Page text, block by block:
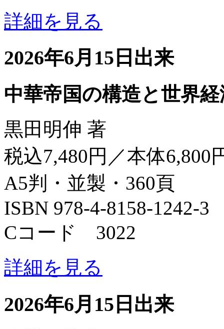
詳細を見る
2026年6月15日出来
中華帝国の構造と世界
黒田明伸 著
税込7,480円／本体6,800
A5判・並製・360頁
ISBN 978-4-8158-1242-3
Cコード 3022
詳細を見る
2026年6月15日出来